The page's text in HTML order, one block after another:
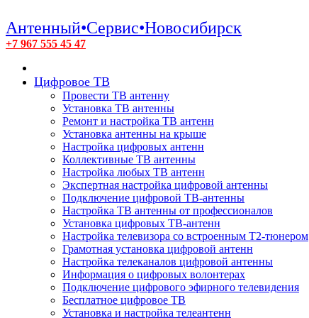
Антенный•Сервис•Новосибирск
+7 967 555 45 47
Цифровое ТВ
Провести ТВ антенну
Установка ТВ антенны
Ремонт и настройка ТВ антенн
Установка антенны на крыше
Настройка цифровых антенн
Коллективные ТВ антенны
Настройка любых ТВ антенн
Экспертная настройка цифровой антенны
Подключение цифровой ТВ-антенны
Настройка ТВ антенны от профессионалов
Установка цифровых ТВ-антенн
Настройка телевизора со встроенным T2-тюнером
Грамотная установка цифровой антенн
Настройка телеканалов цифровой антенны
Информация о цифровых волонтерах
Подключение цифрового эфирного телевидения
Бесплатное цифровое ТВ
Установка и настройка телеантенн